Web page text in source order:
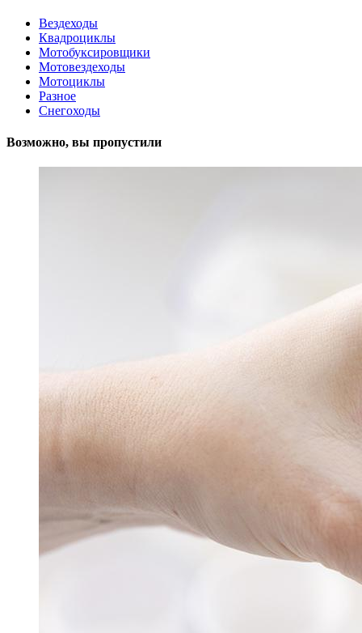
Вездеходы
Квадроциклы
Мотобуксировщики
Мотовездеходы
Мотоциклы
Разное
Снегоходы
Возможно, вы пропустили